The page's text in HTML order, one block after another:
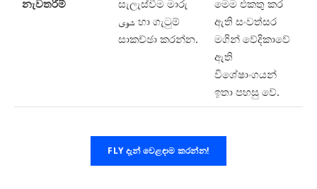
නැවතරීම්
සැලැස්වීම මාරු
شوی හා ගැටුම්
සාකච්ඡා කරන්න.
මෙම එකතු කර
ඇති සංවත්සර
මගින් වේදිකාවේ
ඇති
විශේෂාංගයන්
ඉතා පහසු වේ.
FLY දැන් වෙළඳාම කරන්න!